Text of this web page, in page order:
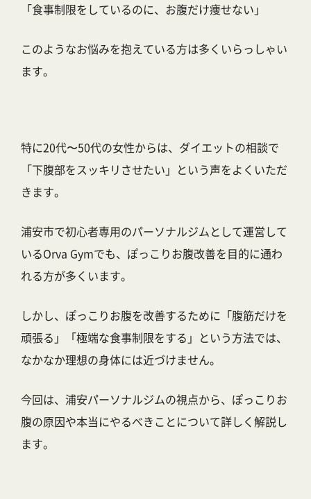
「食事制限をしているのに、お腹だけ痩せない」
このようなお悩みを抱えている方は多くいらっしゃい
ます。
特に20代〜50代の女性からは、ダイエットの相談で
「下腹部をスッキリさせたい」という声をよくいただ
きます。
浦安市で初心者専用のパーソナルジムとして運営して
いるOrva Gymでも、ぽっこりお腹改善を目的に通わ
れる方が多くいます。
しかし、ぽっこりお腹を改善するために「腹筋だけを
頑張る」「極端な食事制限をする」という方法では、
なかなか理想の身体には近づけません。
今回は、浦安パーソナルジムの視点から、ぽっこりお
腹の原因や本当にやるべきことについて詳しく解説し
ます。